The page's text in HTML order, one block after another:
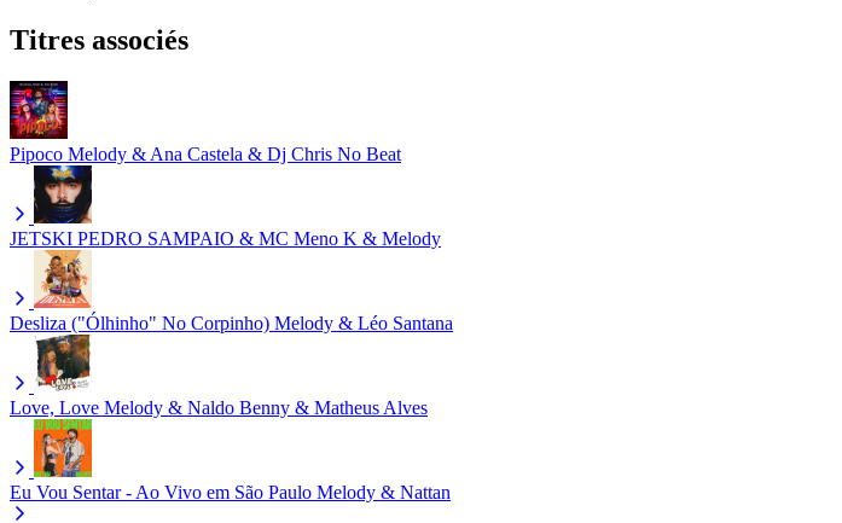
Titres associés
Pipoco Melody & Ana Castela & Dj Chris No Beat
JETSKI PEDRO SAMPAIO & MC Meno K & Melody
Desliza ("Ólhinho" No Corpinho) Melody & Léo Santana
Love, Love Melody & Naldo Benny & Matheus Alves
Eu Vou Sentar - Ao Vivo em São Paulo Melody & Nattan